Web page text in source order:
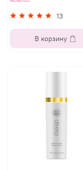
13
В корзину